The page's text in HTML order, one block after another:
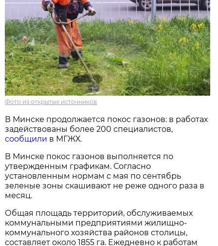
Фото из открытых источников
В Минске продолжается покос газонов: в работах
задействованы более 200 специалистов,
сообщили в МГЖХ.
В Минске покос газонов выполняется по
утвержденным графикам. Согласно
установленным нормам с мая по сентябрь
зеленые зоны скашивают не реже одного раза в
месяц.
Общая площадь территорий, обслуживаемых
коммунальными предприятиями жилищно-
коммунального хозяйства районов столицы,
составляет около 1855 га. Ежедневно к работам